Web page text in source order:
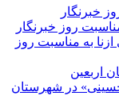
خبرنگار
روز خبرنگار
به مناسبت روز
اربعین
حسینی» در شهرستان